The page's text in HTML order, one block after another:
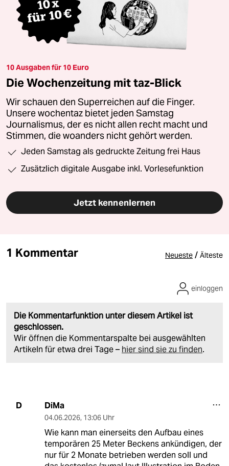
10 Ausgaben für 10 Euro
Die Wochenzeitung mit taz-Blick
Wir schauen den Superreichen auf die Finger.
Unsere wochentaz bietet jeden Samstag
Journalismus, der es nicht allen recht macht und
Stimmen, die woanders nicht gehört werden.
Jeden Samstag als gedruckte Zeitung frei Haus
Zusätzlich digitale Ausgabe inkl. Vorlesefunktion
Jetzt kennenlernen
1 Kommentar Neueste / Älteste
Die Kommentarfunktion unter diesem Artikel ist
geschlossen.
Wir öffnen die Kommentarspalte bei ausgewählten
Artikeln für etwa drei Tage – hier sind sie zu finden.
einloggen
D DiMa
04.06.2026, 13:06 Uhr
Wie kann man einerseits den Aufbau eines
temporären 25 Meter Beckens ankündigen, der
nur für 2 Monate betrieben werden soll und